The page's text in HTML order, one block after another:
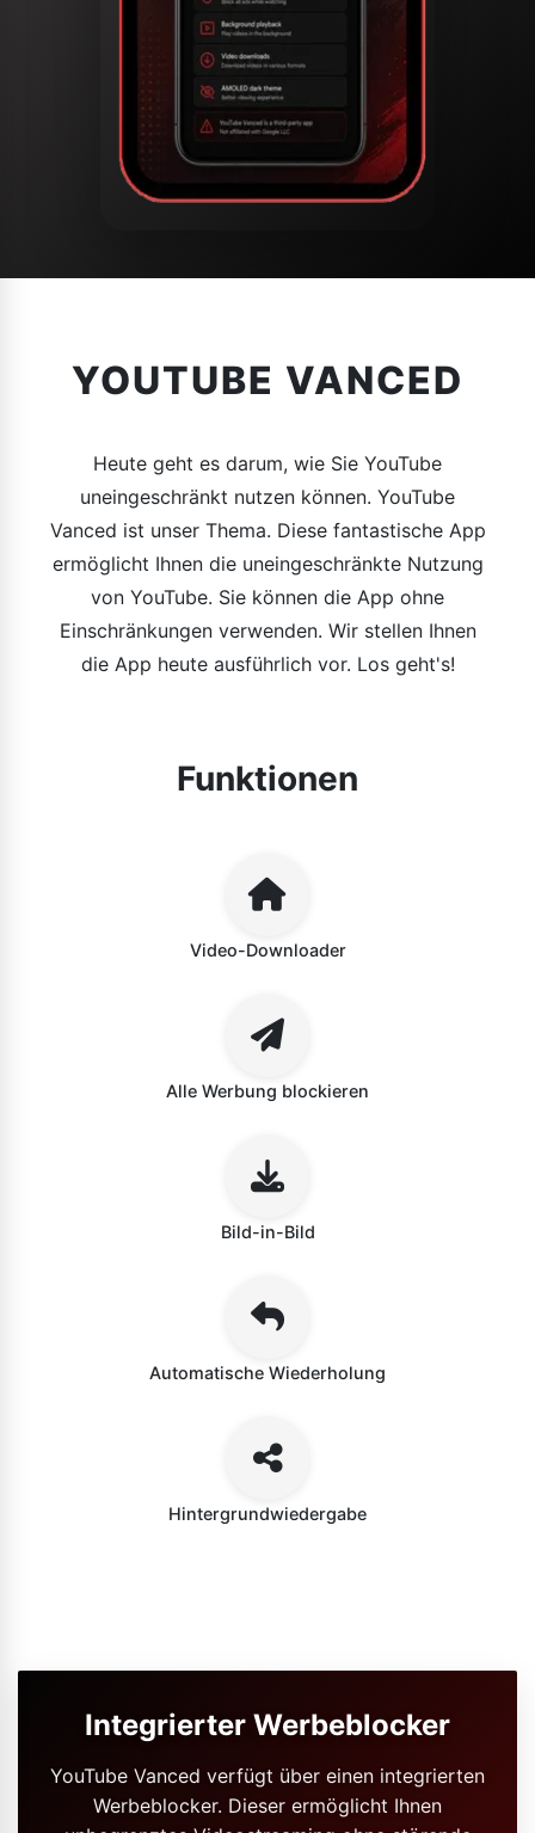
YOUTUBE VANCED
Heute geht es darum, wie Sie YouTube
uneingeschränkt nutzen können. YouTube
Vanced ist unser Thema. Diese fantastische App
ermöglicht Ihnen die uneingeschränkte Nutzung
von YouTube. Sie können die App ohne
Einschränkungen verwenden. Wir stellen Ihnen
die App heute ausführlich vor. Los geht's!
Funktionen
Video-Downloader
Alle Werbung blockieren
Bild-in-Bild
Automatische Wiederholung
Hintergrundwiedergabe
Integrierter Werbeblocker
YouTube Vanced verfügt über einen integrierten
Werbeblocker. Dieser ermöglicht Ihnen